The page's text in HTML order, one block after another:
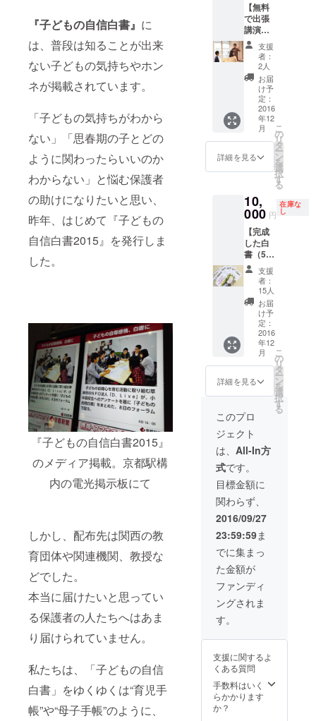
『子どもの自信白書』 に
は、普段は知ることが出来
ない子どもの気持ちやホン
ネが掲載されています。
「子どもの気持ちがわから
ない」「思春期の子とどの
ように関わったらいいのか
わからない」と悩む保護者
の助けになりたいと思い、
昨年、はじめて『子どもの
自信白書2015』を発行しま
した。
『子どもの自信白書2015』
のメディア掲載。京都駅構
内の電光掲示板にて
しかし、配布先は関西の教
育団体や関連機関、教授な
どでした。
本当に届けたいと思ってい
る保護者の人たちへはあま
り届けられていません。
私たちは、「子どもの自信
白書」をゆくゆくは“育児手
帳”や“母子手帳”のように、
【無料
で出張
講演＆
白書
（10冊
まで）
＆ス
テッ
カー】
・無料
で出張
講演
田中洋
輔（代
表）/得
津秀頼
表、編
集長）
どちら
かご希
望のス
タッフ
が交通
費のみ
で、全
国どこ
でも伺
いま
す。 講
演参加
者全員
に、
「子ど
vol.2」
をお渡
し。 ・
お礼の
手紙 ・
「子ど
もの自
信白書
vol.2」
ご希望
の冊数
（10冊
まで）
・ドラ
イブく
んス
テッ
カー 5
支援
者：
2人
お届
け予
定：
2016
年12
月
詳細を見る
こ
の
リ
タ
ー
ン
を
選
択
す
る
10,
000 円
在庫な
し
【完成
した白
書（50
冊ま
で）＆
ステッ
カー】
・「子
どもの
自信白
vol.2」
ご希望
の冊数
（50冊
まで）
・お礼
の手紙
・ドラ
イブく
んス
テッ
カー 5
枚
支援
者：
15人
お届
け予
定：
2016
年12
月
詳細を見る
こ
の
リ
タ
ー
ン
を
選
択
す
る
このプロ
ジェクト
は、 All-In方
式です。
目標金額に
関わらず、
2016/09/27
23:59:59ま
でに集まっ
た金額が
ファンディ
ングされま
す。
支援に関するよ
くある質問
手数料はいく
らかかります
か？